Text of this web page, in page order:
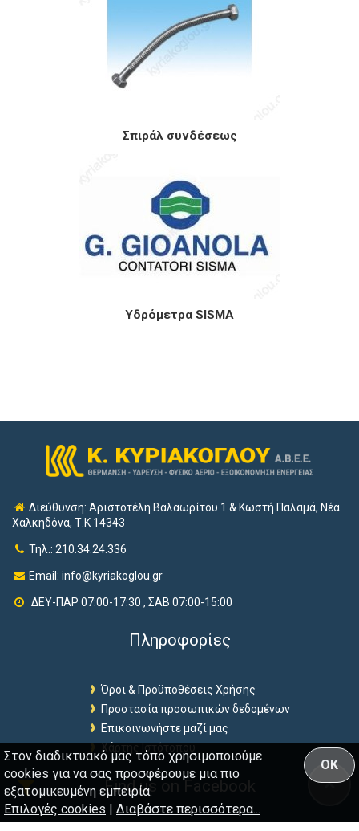
Σπιράλ συνδέσεως
Υδρόμετρα SISMA
Διεύθυνση: Αριστοτέλη Βαλαωρίτου 1 & Κωστή Παλαμά, Νέα
Χαλκηδόνα, Τ.Κ 14343
Τηλ.: 210.34.24.336
Email: info@kyriakoglou.gr
ΔΕΥ-ΠΑΡ 07:00-17:30 , ΣΑΒ 07:00-15:00
Πληροφορίες
Όροι & Προϋποθέσεις Χρήσης
Προστασία προσωπικών δεδομένων
Επικοινωνήστε μαζί μας
Χάρτης Ιστότοπου
Find us on Facebook
OK
Στον διαδικτυακό μας τόπο χρησιμοποιούμε
cookies για να σας προσφέρουμε μια πιο
εξατομικευμένη εμπειρία.
Επιλογές cookies | Διαβάστε περισσότερα...